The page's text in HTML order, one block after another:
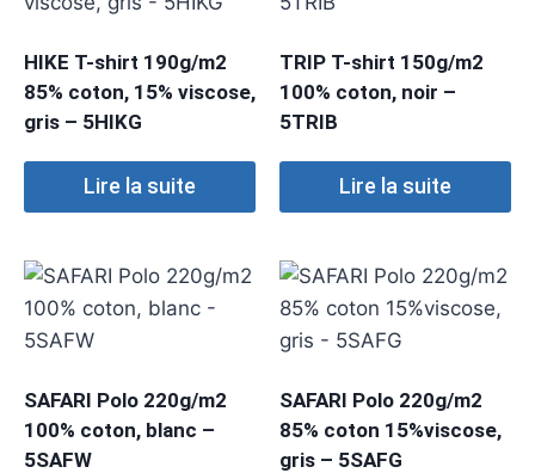
HIKE T-shirt 190g/m2
85% coton, 15% viscose,
gris – 5HIKG
Lire la suite
TRIP T-shirt 150g/m2
100% coton, noir –
5TRIB
Lire la suite
SAFARI Polo 220g/m2
100% coton, blanc –
5SAFW
SAFARI Polo 220g/m2
85% coton 15%viscose,
gris – 5SAFG